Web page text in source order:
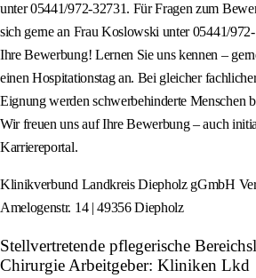
unter 05441/972-32731. Für Fragen zum
sich gerne an Frau Koslowski unter 05441/
Ihre Bewerbung! Lernen Sie uns kennen –
einen Hospitationstag an. Bei gleicher
Eignung werden schwerbehinderte Menschen
Wir freuen uns auf Ihre Bewerbung – auch
Karriereportal.
Klinikverbund Landkreis Diepholz gGmbH
Amelogenstr. 14 | 49356 Diepholz
Stellvertretende pflegerische
Chirurgie Arbeitgeber: Kliniken Lkd